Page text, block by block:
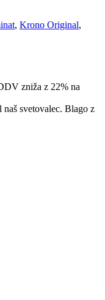
, Krono Original,
zniža z 22% na
svetovalec. Blago z